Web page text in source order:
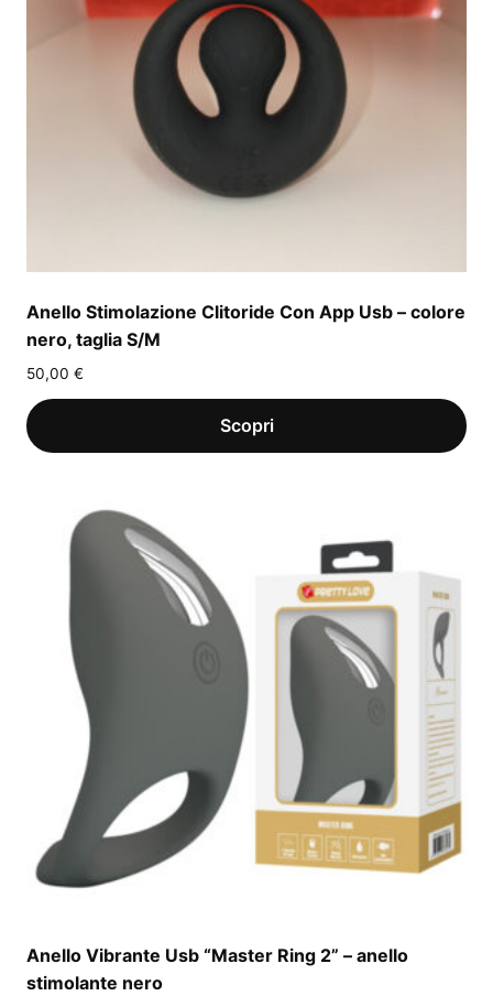
Anello Stimolazione Clitoride Con App Usb – colore
nero, taglia S/M
50,00 €
Anello Vibrante Usb “Master Ring 2” – anello
stimolante nero